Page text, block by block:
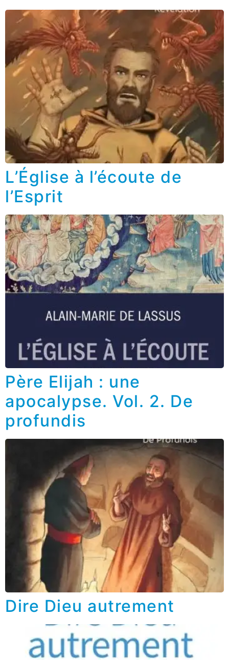
L’Église à l’écoute de
l’Esprit
Père Elijah : une
apocalypse. Vol. 2. De
profundis
Dire Dieu autrement